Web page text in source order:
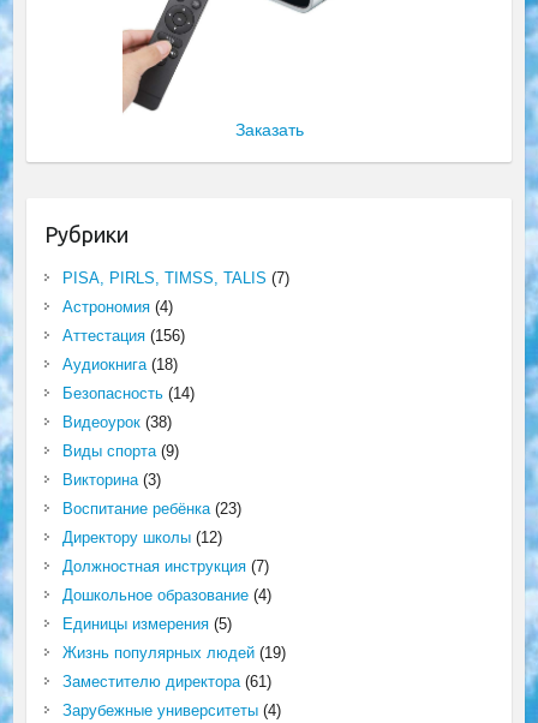
Заказать
Рубрики
PISA, PIRLS, TIMSS, TALIS (7)
Астрономия(4)
Аттестация(156)
Аудиокнига(18)
Безопасность(14)
Видеоурок(38)
Виды спорта(9)
Викторина(3)
Воспитание ребёнка(23)
Директору школы(12)
Должностная инструкция(7)
Дошкольное образование(4)
Единицы измерения(5)
Жизнь популярных людей(19)
Заместителю директора(61)
Зарубежные университеты(4)